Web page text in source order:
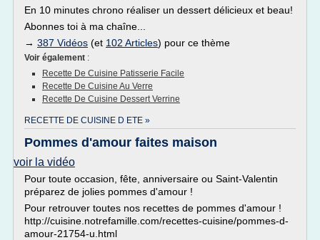
En 10 minutes chrono réaliser un dessert délicieux et beau!
Abonnes toi à ma chaîne...
→ 387 Vidéos (et 102 Articles) pour ce thème
Voir également :
Recette De Cuisine Patisserie Facile
Recette De Cuisine Au Verre
Recette De Cuisine Dessert Verrine
RECETTE DE CUISINE D ETE »
Pommes d'amour faites maison
voir la vidéo
Pour toute occasion, fête, anniversaire ou Saint-Valentin
préparez de jolies pommes d'amour !
Pour retrouver toutes nos recettes de pommes d'amour !
http://cuisine.notrefamille.com/recettes-cuisine/pommes-d-
amour-21754-u.html